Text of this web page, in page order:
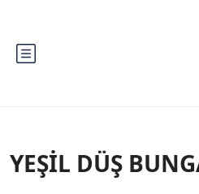
YEŞİL DÜŞ